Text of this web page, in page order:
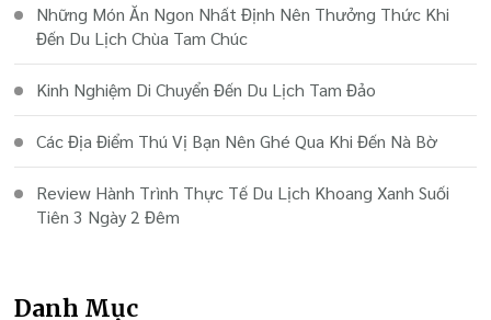
Những Món Ăn Ngon Nhất Định Nên Thưởng Thức Khi
Đến Du Lịch Chùa Tam Chúc
Kinh Nghiệm Di Chuyển Đến Du Lịch Tam Đảo
Các Địa Điểm Thú Vị Bạn Nên Ghé Qua Khi Đến Nà Bờ
Review Hành Trình Thực Tế Du Lịch Khoang Xanh Suối
Tiên 3 Ngày 2 Đêm
Danh Mục